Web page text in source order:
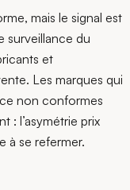
mais le signal est
surveillance du
et
Les marques qui
non conformes
: l’asymétrie prix
à se refermer.